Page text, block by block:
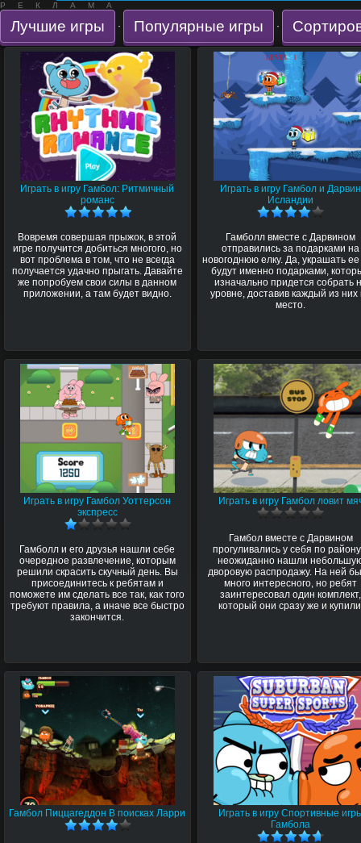
РЕКЛАМА
Лучшие игры · Популярные игры ·
Играть в игру Гамбол: Ритмичный
романс
Вовремя совершая прыжок, в этой
игре получится добиться многого, но
вот проблема в том, что не всегда
получается удачно прыгать. Давайте
же попробуем свои силы в данном
приложении, а там будет видно.
Играть в игру Гамбол и Дарвин
Исландии
Гамболл вместе с Дарвином
отправились за подарками на
новогоднюю елку. Да, украшать
будут именно подарками,
изначально придется собрать
уровне, доставив каждый из них
место.
Играть в игру Гамбол Уоттерсон
экспресс
Гамболл и его друзья нашли себе
очередное развлечение, которым
решили скрасить скучный день. Вы
присоединитесь к ребятам и
поможете им сделать все так, как того
требуют правила, а иначе все быстро
закончится.
Играть в игру Гамбол ловит
Гамбол вместе с Дарвином
прогуливались у себя по
неожиданно нашли
дворовую распродажу. На ней
много интересного, но ребят
заинтересовал один комплект,
который они сразу же и
Гамбол Пиццагеддон В поисках Ларри
Играть в игру Спортивные
Гамбола